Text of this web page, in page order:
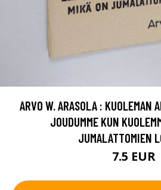
ARVO W. ARASOLA : KUOLEMAN
JOUDUMME KUN
JUMALATTOMIEN
7.5 EUR